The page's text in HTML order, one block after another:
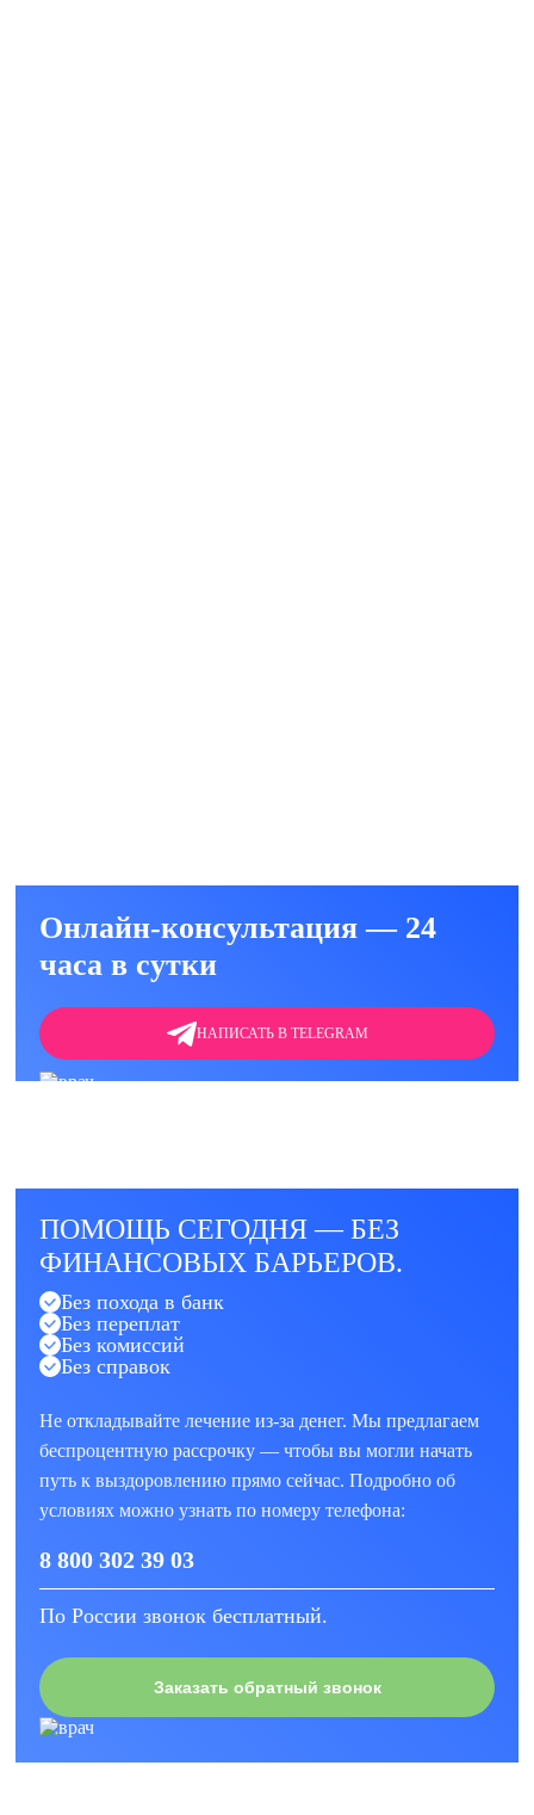
Онлайн-консультация — 24
часа в сутки
НАПИСАТЬ В TELEGRAM
ПОМОЩЬ СЕГОДНЯ — БЕЗ
ФИНАНСОВЫХ БАРЬЕРОВ.
Без похода в банк
Без переплат
Без комиссий
Без справок
Не откладывайте лечение из-за денег. Мы предлагаем
беспроцентную рассрочку — чтобы вы могли начать
путь к выздоровлению прямо сейчас. Подробно об
условиях можно узнать по номеру телефона:
8 800 302 39 03
По России звонок бесплатный.
Заказать обратный звонок